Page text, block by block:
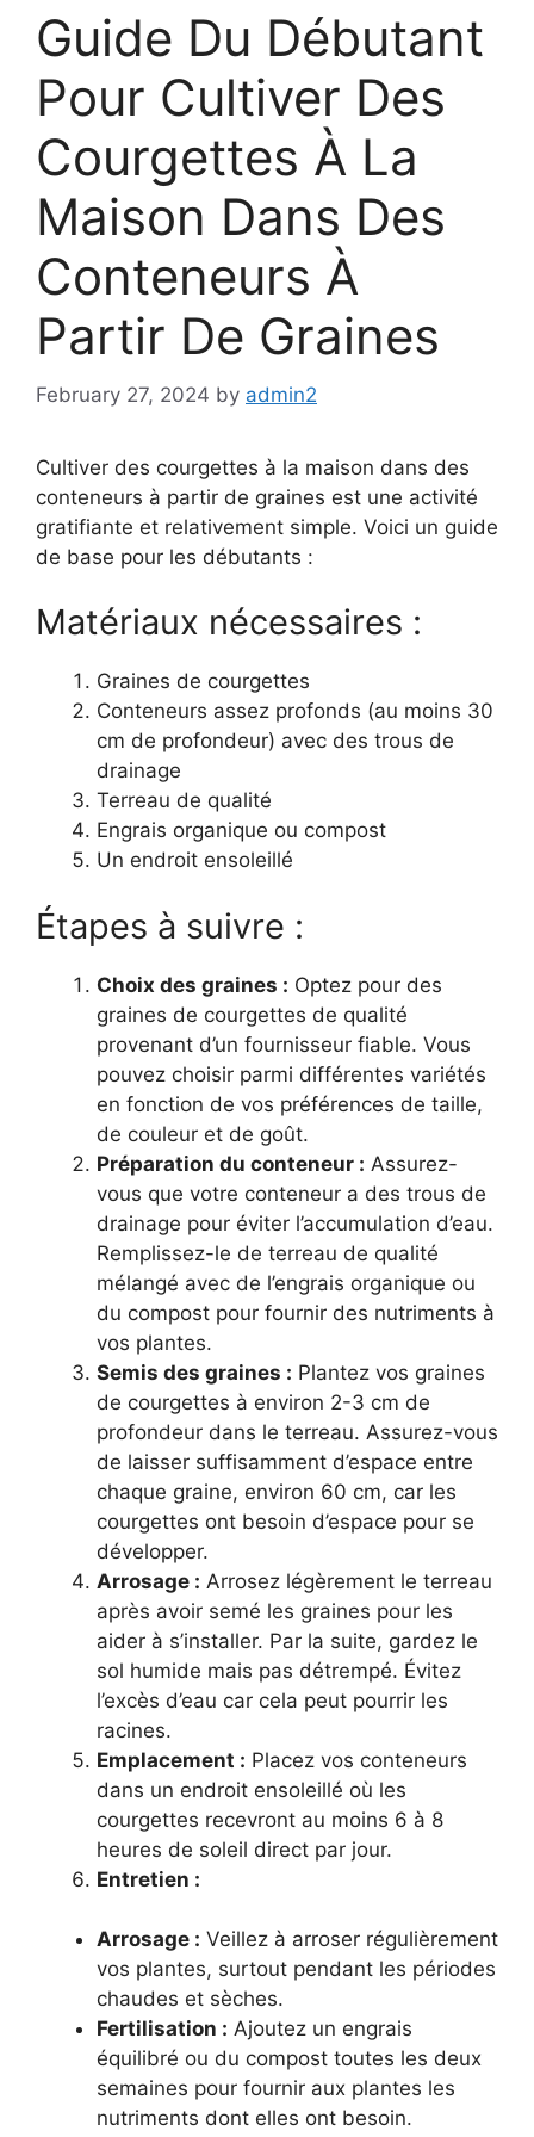
Guide Du Débutant
Pour Cultiver Des
Courgettes À La
Maison Dans Des
Conteneurs À
Partir De Graines
February 27, 2024 by admin2
Cultiver des courgettes à la maison dans des
conteneurs à partir de graines est une activité
gratifiante et relativement simple. Voici un guide
de base pour les débutants :
Matériaux nécessaires :
Graines de courgettes
Conteneurs assez profonds (au moins 30
cm de profondeur) avec des trous de
drainage
Terreau de qualité
Engrais organique ou compost
Un endroit ensoleillé
Étapes à suivre :
Choix des graines : Optez pour des
graines de courgettes de qualité
provenant d’un fournisseur fiable. Vous
pouvez choisir parmi différentes variétés
en fonction de vos préférences de taille,
de couleur et de goût.
Préparation du conteneur : Assurez-
vous que votre conteneur a des trous de
drainage pour éviter l’accumulation d’eau.
Remplissez-le de terreau de qualité
mélangé avec de l’engrais organique ou
du compost pour fournir des nutriments à
vos plantes.
Semis des graines : Plantez vos graines
de courgettes à environ 2-3 cm de
profondeur dans le terreau. Assurez-vous
de laisser suffisamment d’espace entre
chaque graine, environ 60 cm, car les
courgettes ont besoin d’espace pour se
développer.
Arrosage : Arrosez légèrement le terreau
après avoir semé les graines pour les
aider à s’installer. Par la suite, gardez le
sol humide mais pas détrempé. Évitez
l’excès d’eau car cela peut pourrir les
racines.
Emplacement : Placez vos conteneurs
dans un endroit ensoleillé où les
courgettes recevront au moins 6 à 8
heures de soleil direct par jour.
Entretien :
Arrosage : Veillez à arroser régulièrement
vos plantes, surtout pendant les périodes
chaudes et sèches.
Fertilisation : Ajoutez un engrais
équilibré ou du compost toutes les deux
semaines pour fournir aux plantes les
nutriments dont elles ont besoin.